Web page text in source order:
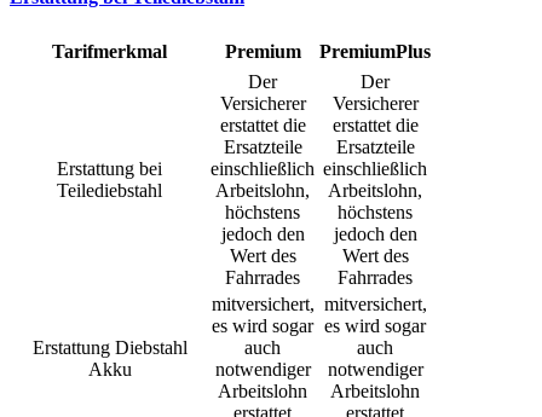
Tarifmerkmal Premium PremiumPlus
Erstattung bei
Teilediebstahl
Der
Versicherer
erstattet die
Ersatzteile
einschließlich
Arbeitslohn,
höchstens
jedoch den
Wert des
Fahrrades
Der
Versicherer
erstattet die
Ersatzteile
einschließlich
Arbeitslohn,
höchstens
jedoch den
Wert des
Fahrrades
Erstattung Diebstahl
Akku
mitversichert,
es wird sogar
auch
notwendiger
Arbeitslohn
erstattet
mitversichert,
es wird sogar
auch
notwendiger
Arbeitslohn
erstattet